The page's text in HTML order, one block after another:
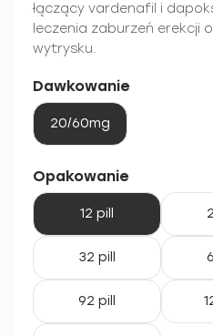
łączący vardenafil i
leczenia zaburzeń erekcji
wytrysku.
Dawkowanie
20/60mg
Opakowanie
12 pill
32 pill
92 pill